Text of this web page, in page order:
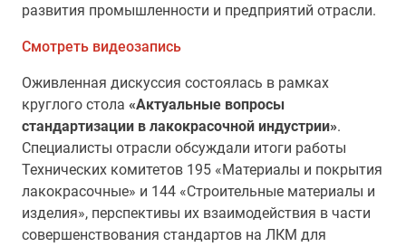
развития промышленности и предприятий отрасли.
Смотреть видеозапись
Оживленная дискуссия состоялась в рамках
круглого стола «Актуальные вопросы
стандартизации в лакокрасочной индустрии».
Специалисты отрасли обсуждали итоги работы
Технических комитетов 195 «Материалы и покрытия
лакокрасочные» и 144 «Строительные материалы и
изделия», перспективы их взаимодействия в части
совершенствования стандартов на ЛКМ для